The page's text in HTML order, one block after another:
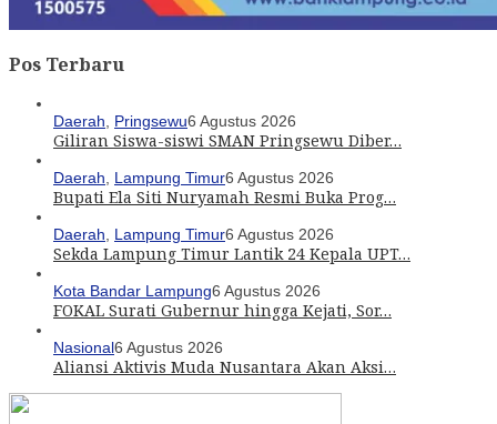
Pos Terbaru
Daerah Pringsewu6 Agustus 2026
Giliran Siswa-siswi SMAN Pringsewu Diber…
Daerah Lampung Timur6 Agustus 2026
Bupati Ela Siti Nuryamah Resmi Buka Prog…
Daerah Lampung Timur6 Agustus 2026
Sekda Lampung Timur Lantik 24 Kepala UPT…
Kota Bandar Lampung6 Agustus 2026
FOKAL Surati Gubernur hingga Kejati, Sor…
Nasional6 Agustus 2026
Aliansi Aktivis Muda Nusantara Akan Aksi…